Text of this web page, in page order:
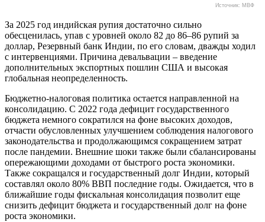
Источник: МВФ
За 2025 год индийская рупия достаточно сильно
обесценилась, упав с уровней около 82 до 86–86 рупий за
доллар, Резервный банк Индии, по его словам, дважды ходил
с интервенциями. Причина девальвации – введение
дополнительных экспортных пошлин США и высокая
глобальная неопределенность.
Бюджетно-налоговая политика остается направленной на
консолидацию. C 2022 года дефицит государственного
бюджета немного сократился на фоне высоких доходов,
отчасти обусловленных улучшением соблюдения налогового
законодательства и продолжающимся сокращением затрат
после пандемии. Внешние шоки также были сбалансированы
опережающими доходами от быстрого роста экономики.
Также сокращался и государственный долг Индии, который
составлял около 80% ВВП последние годы. Ожидается, что в
ближайшие годы фискальная консолидация позволит еще
снизить дефицит бюджета и государственный долг на фоне
роста экономики.